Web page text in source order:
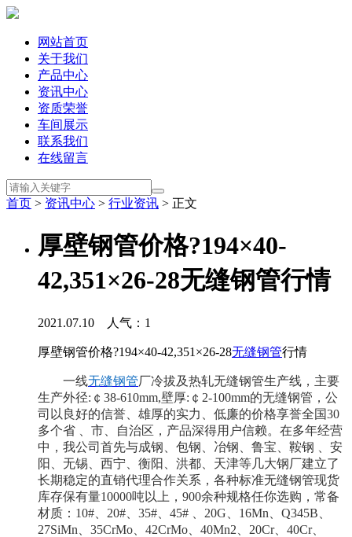
网站首页
关于我们
产品中心
资讯中心
资质荣誉
车间展示
联系我们
在线留言
首页 > 资讯中心 > 行业资讯 > 正文
厚壁钢管价格?194×40-
42,351×26-28无缝钢管行情
2021.07.10 人气： 1
厚壁钢管价格?194×40-42,351×26-28无缝钢管行情
一线无缝钢管厂冷拔及热轧无缝钢管生产线，主要
生产外径:￠38-610mm,壁厚:￠2-100mm的无缝钢管，公
司以良好的信誉、雄厚的实力、低廉的价格享誉全国30
多个省 、市、自治区，产品深得用户信赖。在多年经营
中，我公司首先与成钢、包钢、冶钢、鲁宝、鞍钢 、安
阳、无锡、西宁、衡阳、洪都、天津等几大钢厂建立了
长期稳定的直销代理合作关系，各种标准无缝钢管现货
库存保有量10000吨以上，900余种规格任你选购，常备
材质：10#、20#、35#、45# 、20G、16Mn、Q345B、
27SiMn、35CrMo、42CrMo、40Mn2、20Cr、40Cr、